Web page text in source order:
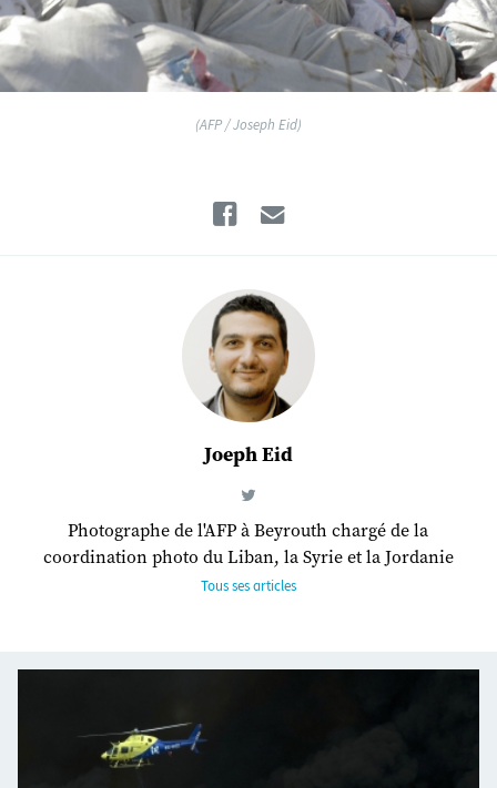
(AFP / Joseph Eid)
Facebook
Joeph Eid
Photographe de l'AFP à Beyrouth chargé de la
coordination photo du Liban, la Syrie et la Jordanie
Tous ses articles